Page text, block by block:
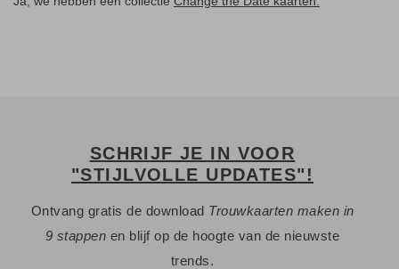
SCHRIJF JE IN VOOR
"STIJLVOLLE UPDATES"!
Ontvang gratis de download Trouwkaarten maken in
9 stappen en blijf op de hoogte van de nieuwste
trends.